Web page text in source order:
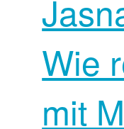
Wie
mit